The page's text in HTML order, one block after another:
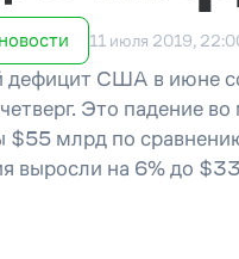
11 июля 2019,
США в июне
Это падение
$55 млрд по
выросли на 6% до